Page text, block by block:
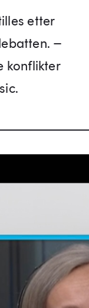
etter
–
konflikter